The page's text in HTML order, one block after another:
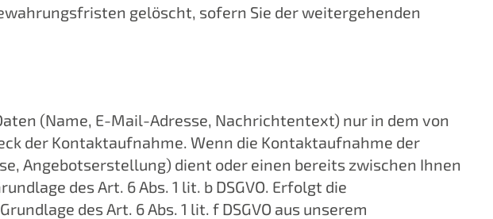
gelöscht, sofern Sie der weitergehenden
(Name, E-Mail-Adresse, Nachrichtentext) nur in dem von
der Kontaktaufnahme. Wenn die Kontaktaufnahme der
Angebotserstellung) dient oder einen bereits zwischen Ihnen
des Art. 6 Abs. 1 lit. b DSGVO. Erfolgt die
des Art. 6 Abs. 1 lit. f DSGVO aus unserem